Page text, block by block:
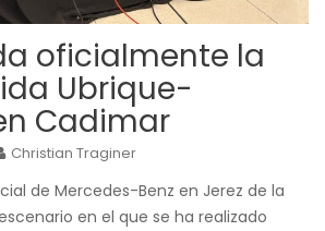
oficialmente la
Ubrique-
Cadimar
Christian Traginer
de Mercedes-Benz en Jerez de la
en el que se ha realizado